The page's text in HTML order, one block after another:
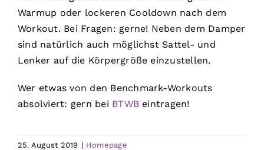
Warmup oder lockeren Cooldown nach dem
Workout. Bei Fragen: gerne! Neben dem Damper
sind natürlich auch möglichst Sattel- und
Lenker auf die Körpergröße einzustellen.
Wer etwas von den Benchmark-Workouts
absolviert: gern bei BTWB eintragen!
25. August 2019 | Homepage